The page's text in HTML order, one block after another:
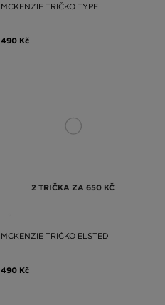
MCKENZIE TRIČKO TYPE
490 Kč
2 TRIČKA ZA 650 KČ
MCKENZIE TRIČKO ELSTED
490 Kč